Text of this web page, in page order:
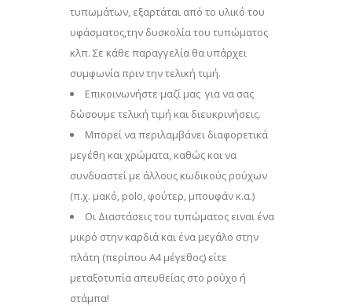
τυπωμάτων, εξαρτάται από το υλικό του
υφάσματος,την δυσκολία του τυπώματος
κλπ. Σε κάθε παραγγελία θα υπάρχει
συμφωνία πριν την τελική τιμή.
Επικοινωνήστε μαζί μας για να σας
δώσουμε τελική τιμή και διευκρινήσεις.
Μπορεί να περιλαμβάνει διαφορετικά
μεγέθη και χρώματα, καθώς και να
συνδυαστεί με άλλους κωδικούς ρούχων
(π.χ. μακό, polo, φούτερ, μπουφάν κ.α.)
Οι Διαστάσεις του τυπώματος ειναι ένα
μικρό στην καρδιά και ένα μεγάλο στην
πλάτη (περίπου Α4 μέγεθος) είτε
μεταξοτυπία απευθείας στο ρούχο ή
στάμπα!